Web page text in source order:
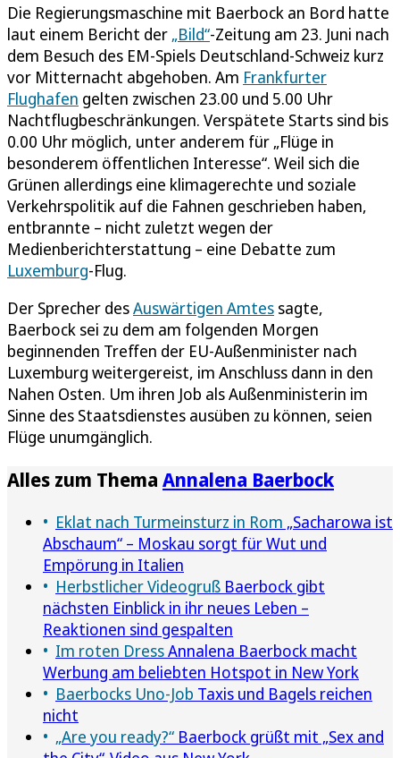
Die Regierungsmaschine mit Baerbock an Bord hatte
laut einem Bericht der „Bild“-Zeitung am 23. Juni nach
dem Besuch des EM-Spiels Deutschland-Schweiz kurz
vor Mitternacht abgehoben. Am Frankfurter
Flughafen gelten zwischen 23.00 und 5.00 Uhr
Nachtflugbeschränkungen. Verspätete Starts sind bis
0.00 Uhr möglich, unter anderem für „Flüge in
besonderem öffentlichen Interesse“. Weil sich die
Grünen allerdings eine klimagerechte und soziale
Verkehrspolitik auf die Fahnen geschrieben haben,
entbrannte – nicht zuletzt wegen der
Medienberichterstattung – eine Debatte zum
Luxemburg-Flug.
Der Sprecher desAuswärtigen Amtes sagte,
Baerbock sei zu dem am folgenden Morgen
beginnenden Treffen der EU-Außenminister nach
Luxemburg weitergereist, im Anschluss dann in den
Nahen Osten. Um ihren Job als Außenministerin im
Sinne des Staatsdienstes ausüben zu können, seien
Flüge unumgänglich.
Alles zum Thema Annalena Baerbock
Eklat nach Turmeinsturz in Rom „Sacharowa ist
Abschaum“ – Moskau sorgt für Wut und
Empörung in Italien
Herbstlicher Videogruß Baerbock gibt
nächsten Einblick in ihr neues Leben –
Reaktionen sind gespalten
Im roten DressAnnalena Baerbock macht
Werbung am beliebten Hotspot in New York
Baerbocks Uno-Job Taxis und Bagels reichen
nicht
„Are you ready?“ Baerbock grüßt mit „Sex and